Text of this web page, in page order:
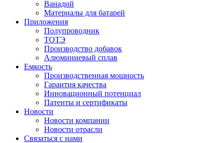
Ванадий
Материалы для батарей
Приложения
Полупроводник
ТОТЭ
Производство добавок
Алюминиевый сплав
Емкость
Производственная мощность
Гарантия качества
Инновационный потенциал
Патенты и сертификаты
Новости
Новости компании
Новости отрасли
Связаться с нами